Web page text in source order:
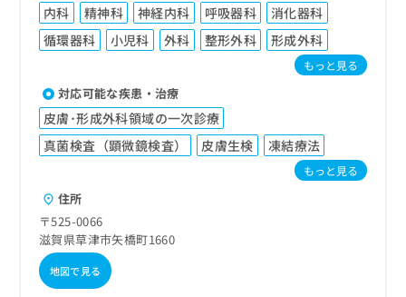
内科 精神科 神経内科 呼吸器科
消化器科
循環器科
小児科 外科 整形外科 形成外科
もっと見る
対応可能な疾患・治療
皮膚･形成外科領域の一次診療
真菌検査（顕微鏡検査）
皮膚生検 凍結療法
もっと見る
住所
〒525-0066
滋賀県草津市矢橋町1660
地図で見る